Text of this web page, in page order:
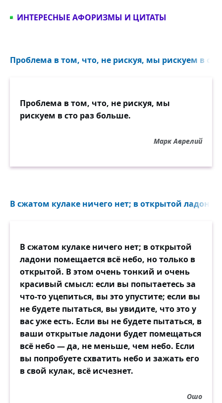
ИНТЕРЕСНЫЕ АФОРИЗМЫ И ЦИТАТЫ
Проблема в том, что, не рискуя, мы рискуем в
Проблема в том, что, не рискуя, мы
рискуем в сто раз больше.
Марк Аврелий
В сжатом кулаке ничего нет; в открытой ладони
В сжатом кулаке ничего нет; в открытой
ладони помещается всё небо, но только в
открытой. В этом очень тонкий и очень
красивый смысл: если вы попытаетесь за
что-то уцепиться, вы это упустите; если вы
не будете пытаться, вы увидите, что это у
вас уже есть. Если вы не будете пытаться, в
ваши открытые ладони будет помещаться
всё небо — да, не меньше, чем небо. Если
вы попробуете схватить небо и зажать его
в свой кулак, всё исчезнет.
Ошо